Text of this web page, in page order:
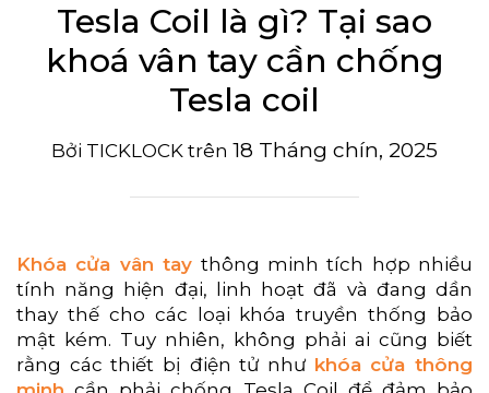
Tesla Coil là gì? Tại sao
khoá vân tay cần chống
Tesla coil
Bởi TICKLOCK trên 18 Tháng chín, 2025
Khóa cửa vân tay thông minh tích hợp nhiều
tính năng hiện đại, linh hoạt đã và đang dần
thay thế cho các loại khóa truyền thống bảo
mật kém. Tuy nhiên, không phải ai cũng biết
rằng các thiết bị điện tử như khóa cửa thông